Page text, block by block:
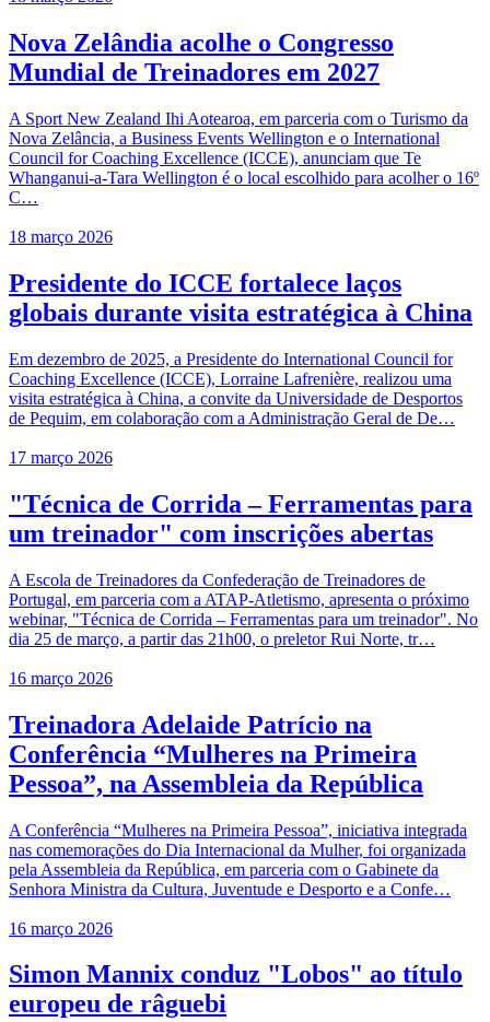
Nova Zelândia acolhe o Congresso
Mundial de Treinadores em 2027
A Sport New Zealand Ihi Aotearoa, em parceria com o Turismo da
Nova Zelância, a Business Events Wellington e o International
Council for Coaching Excellence (ICCE), anunciam que Te
Whanganui-a-Tara Wellington é o local escolhido para acolher o 16º
C…
18 março 2026
Presidente do ICCE fortalece laços
globais durante visita estratégica à China
Em dezembro de 2025, a Presidente do International Council for
Coaching Excellence (ICCE), Lorraine Lafrenière, realizou uma
visita estratégica à China, a convite da Universidade de Desportos
de Pequim, em colaboração com a Administração Geral de De…
17 março 2026
"Técnica de Corrida – Ferramentas para
um treinador" com inscrições abertas
A Escola de Treinadores da Confederação de Treinadores de
Portugal, em parceria com a ATAP-Atletismo, apresenta o próximo
webinar, "Técnica de Corrida – Ferramentas para um treinador". No
dia 25 de março, a partir das 21h00, o preletor Rui Norte, tr…
16 março 2026
Treinadora Adelaide Patrício na
Conferência “Mulheres na Primeira
Pessoa”, na Assembleia da República
A Conferência “Mulheres na Primeira Pessoa”, iniciativa integrada
nas comemorações do Dia Internacional da Mulher, foi organizada
pela Assembleia da República, em parceria com o Gabinete da
Senhora Ministra da Cultura, Juventude e Desporto e a Confe…
16 março 2026
Simon Mannix conduz "Lobos" ao título
europeu de râguebi